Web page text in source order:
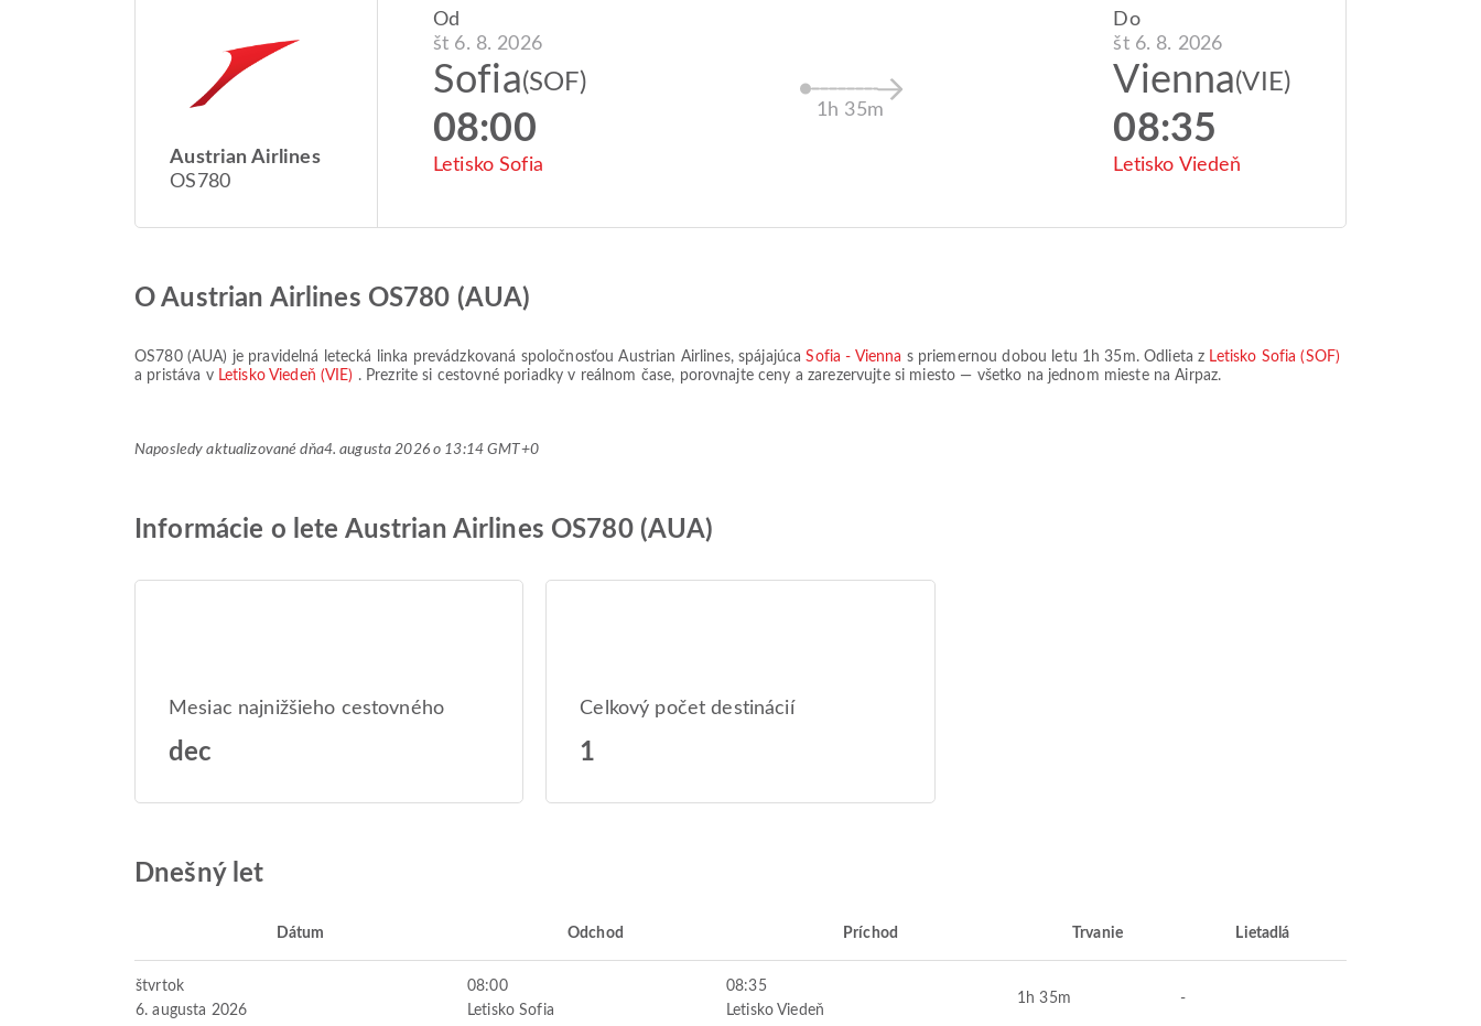
Austrian Airlines
OS780
Od
št 6. 8. 2026
Sofia(SOF)
08:00
Letisko Sofia
1h 35m
Do
št 6. 8. 2026
Vienna(VIE)
08:35
Letisko Viedeň
O Austrian Airlines OS780 (AUA)
OS780(AUA) je pravidelná letecká linka prevádzkovaná spoločnosťouAustrian Airlines, spájajúcaSofia - Vienna s priemernou dobou letu 1h 35m. Odlieta z Letisko Sofia (SOF)
a pristáva v Letisko Viedeň (VIE) . Prezrite si cestovné poriadky v reálnom čase, porovnajte ceny a zarezervujte si miesto — všetko na jednom mieste na Airpaz.
Naposledy aktualizované dňa4. augusta 2026 o 13:14 GMT+0
Informácie o lete Austrian Airlines OS780 (AUA)
Mesiac najnižšieho cestovného
dec
Celkový počet destinácií
1
Dnešný let
Dátum Odchod Príchod Trvanie Lietadlá
štvrtok
6. augusta 2026
08:00
Letisko Sofia
08:35
Letisko Viedeň
1h 35m -